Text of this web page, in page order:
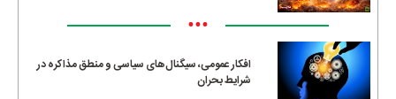
•••
افکار عمومی، سیگنال‌های سیاسی و منطق مذاکره در
شرایط بحران